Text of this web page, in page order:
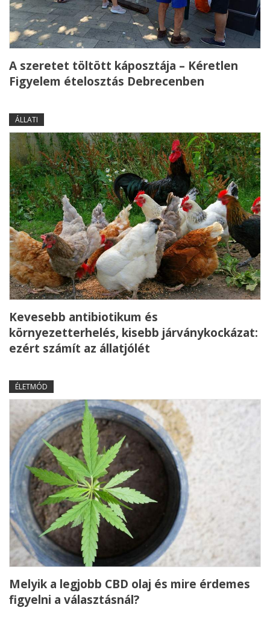
A szeretet töltött káposztája – Kéretlen
Figyelem ételosztás Debrecenben
ÁLLATI
Kevesebb antibiotikum és
környezetterhelés, kisebb járványkockázat:
ezért számít az állatjólét
ÉLETMÓD
Melyik a legjobb CBD olaj és mire érdemes
figyelni a választásnál?